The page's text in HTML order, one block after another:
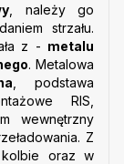
, należy go
strzału.
z - metalu
. Metalowa
, podstawa
RIS,
wewnętrzny
Z
oraz w